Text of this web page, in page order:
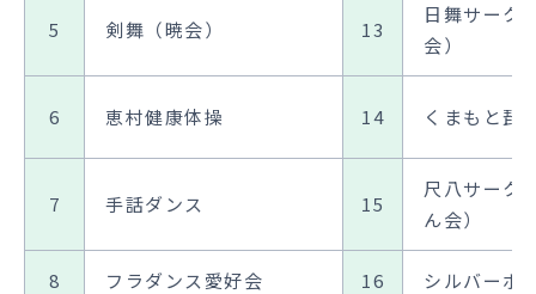
5 剣舞（暁会） 13
日舞サーク
会）
6 恵村健康体操 14 くまもと琵
7 手話ダンス 15
尺八サーク
ん会）
8 フラダンス愛好会 16 シルバーボ